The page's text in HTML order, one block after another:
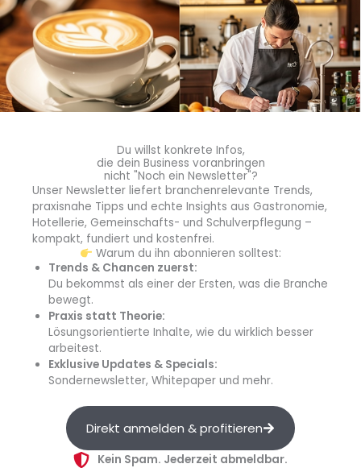
Regionalität,Wasser
Atelier Café setzt auf Heimat statt Himalaya
Im Atelier Café in Wolfsburg vermittelt Tobias Senft
regionalen Wasser....Du willst konkrete Infos,
die dein Business voranbringen
nicht "Noch ein Newsletter"?
Unser Newsletter liefert branchenrelevante Trends,
praxisnahe Tipps und echte Insights aus Gastronomie,
Hotellerie, Gemeinschafts- und Schulverpflegung –
kompakt, fundiert und kostenfrei.
Warum du ihn abonnieren solltest:
Trends & Chancen zuerst:
Du bekommst als einer der Ersten, was die Branche
bewegt.
Praxis statt Theorie:
Lösungsorientierte Inhalte, wie du wirklich besser
arbeitest.
Exklusive Updates & Specials:
Sondernewsletter, Whitepaper und mehr.
Direkt anmelden & profitieren
Kein Spam. Jederzeit abmeldbar.